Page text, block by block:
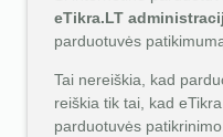
eTikra.LT
parduotuvės
Tai nereiškia, kad
reiškia tik tai, kad
parduotuvės